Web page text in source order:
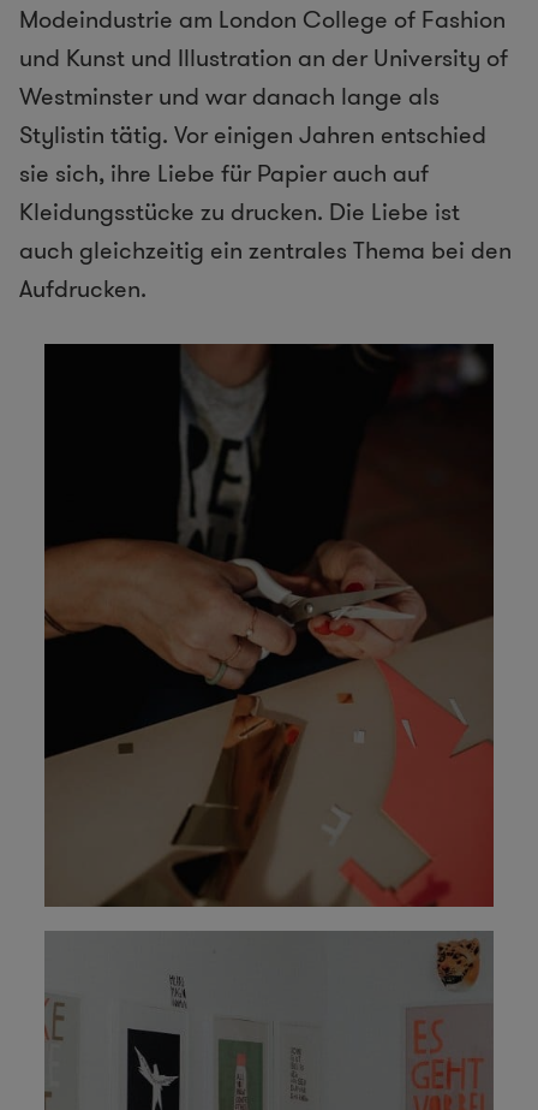
Modeindustrie am London College of Fashion
und Kunst und Illustration an der University of
Westminster und war danach lange als
Stylistin tätig. Vor einigen Jahren entschied
sie sich, ihre Liebe für Papier auch auf
Kleidungsstücke zu drucken. Die Liebe ist
auch gleichzeitig ein zentrales Thema bei den
Aufdrucken.